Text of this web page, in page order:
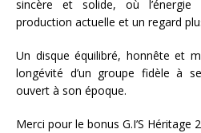
sincère et solide, où
production actuelle et un regard
Un disque équilibré, honnête et
longévité d’un groupe fidèle à
ouvert à son époque.
Merci pour le bonus G.I’S Héritage